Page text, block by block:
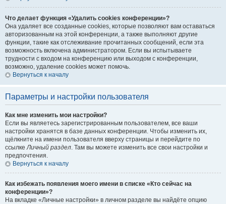
Что делает функция «Удалить cookies конференции»?
Она удаляет все созданные cookies, которые позволяют вам оставаться
авторизованным на этой конференции, а также выполняют другие
функции, такие как отслеживание прочитанных сообщений, если эта
возможность включена администратором. Если вы испытываете
трудности с входом на конференцию или выходом с конференции,
возможно, удаление cookies может помочь.
Вернуться к началу
Параметры и настройки пользователя
Как мне изменить мои настройки?
Если вы являетесь зарегистрированным пользователем, все ваши
настройки хранятся в базе данных конференции. Чтобы изменить их,
щёлкните на имени пользователя вверху страницы и перейдите по
ссылкеЛичный раздел. Там вы можете изменить все свои настройки и
предпочтения.
Вернуться к началу
Как избежать появления моего имени в списке «Кто сейчас на
конференции»?
На вкладке «Личные настройки» в личном разделе вы найдёте опцию